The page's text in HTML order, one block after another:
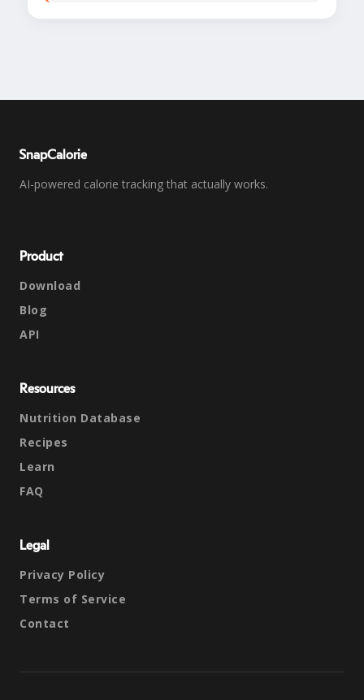
SnapCalorie
AI-powered calorie tracking that actually works.
Product
Download
Blog
API
Resources
Nutrition Database
Recipes
Learn
FAQ
Legal
Privacy Policy
Terms of Service
Contact